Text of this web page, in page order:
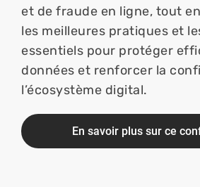
et de fraude en ligne, tout
les meilleures pratiques et
essentiels pour protéger
données et renforcer la
l’écosystème digital.
En savoir plus sur ce